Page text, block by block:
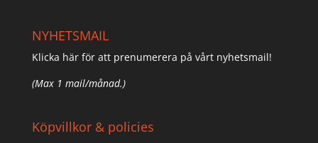
NYHETSMAIL
Klicka här för att prenumerera på vårt nyhetsmail!
(Max 1 mail/månad.)
Köpvillkor & policies